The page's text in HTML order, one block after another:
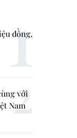
đồng,
với
Nam